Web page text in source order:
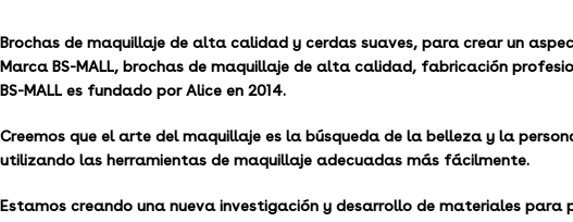
Brochas de maquillaje de alta calidad y cerdas suaves, para crear un
Marca BS-MALL, brochas de maquillaje de alta calidad, fabricación
BS-MALL es fundado por Alice en 2014.
Creemos que el arte del maquillaje es la búsqueda de la belleza y la
utilizando las herramientas de maquillaje adecuadas más fácilmente.
Estamos creando una nueva investigación y desarrollo de materiales para